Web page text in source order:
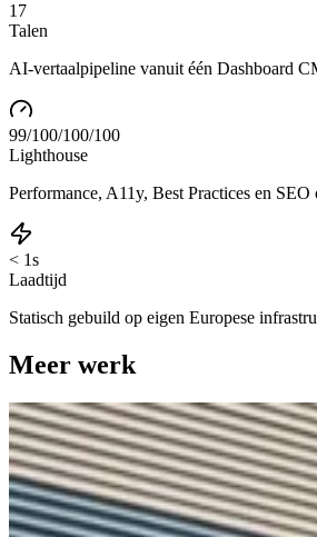
17
Talen
AI-vertaalpipeline vanuit één Dashboard
99/100/100/100
Lighthouse
Performance, A11y, Best Practices en
< 1s
Laadtijd
Statisch gebuild op eigen Europese
Meer werk